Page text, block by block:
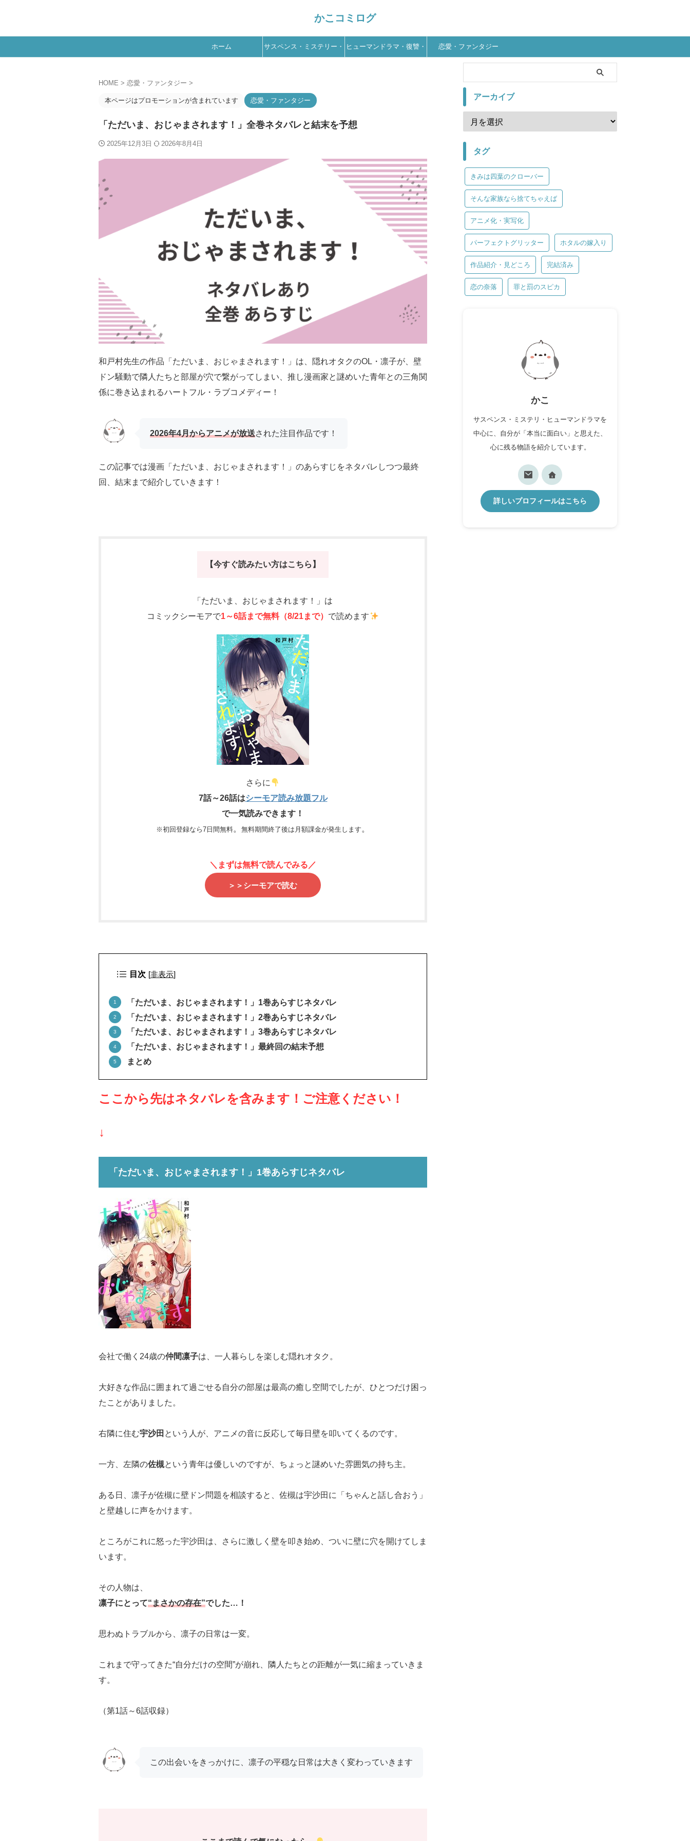
かこコミログ
ホーム サスペンス・ミステリー・ ヒューマンドラマ・復讐・ 恋愛・ファンタジー
HOME > 恋愛・ファンタジー >
本ページはプロモーションが含まれています 恋愛・ファンタジー
「ただいま、おじゃまされます！」全巻ネタバレと結末を予想
2025年12月3日 2026年8月4日
和戸村先生の作品「ただいま、おじゃまされます！」は、隠れオタクのOL・凛子が、壁
ドン騒動で隣人たちと部屋が穴で繋がってしまい、推し漫画家と謎めいた青年との三角関
係に巻き込まれるハートフル・ラブコメディー！
2026年4月からアニメが放送された注目作品です！
この記事では漫画「ただいま、おじゃまされます！」のあらすじをネタバレしつつ最終
回、結末まで紹介していきます！
【今すぐ読みたい方はこちら】
「ただいま、おじゃまされます！」は
コミックシーモアで1～6話まで無料（8/21まで） で読めます
さらに
7話～26話はシーモア読み放題フル
で一気読みできます！
※初回登録なら7日間無料。 無料期間終了後は月額課金が発生します 。
＼まずは無料で読んでみる／
＞＞シーモアで読む
目次 [非表示]
「ただいま、おじゃまされます！」1巻あらすじネタバレ
「ただいま、おじゃまされます！」2巻あらすじネタバレ
「ただいま、おじゃまされます！」3巻あらすじネタバレ
「ただいま、おじゃまされます！」最終回の結末予想
まとめ
ここから先はネタバレを含みます！ご注意ください！
↓
「ただいま、おじゃまされます！」1巻あらすじネタバレ
会社で働く24歳の仲間凛子は、一人暮らしを楽しむ隠れオタク。
大好きな作品に囲まれて過ごせる自分の部屋は最高の癒し空間でしたが、ひとつだけ困っ
たことがありました。
右隣に住む宇沙田 という人が、アニメの音に反応して毎日壁を叩いてくるのです。
一方、左隣の佐槻という青年は優しいのですが、ちょっと謎めいた雰囲気の持ち主。
ある日、凛子が佐槻に壁ドン問題を相談すると、佐槻は宇沙田に「ちゃんと話し合おう」
と壁越しに声をかけます。
ところがこれに怒った宇沙田は、さらに激しく壁を叩き始め、ついに壁に穴を開けてしま
います。
その人物は、
凛子にとって“まさかの存在”でした…！
思わぬトラブルから、凛子の日常は一変。
これまで守ってきた“自分だけの空間”が崩れ、隣人たちとの距離が一気に縮まっていきま
す。
（第1話～6話収録）
この出会いをきっかけに、凛子の平穏な日常は大きく変わっていきます
アーカイブ
タグ
きみは四葉のクローバー
そんな家族なら捨てちゃえば
アニメ化・実写化
パーフェクトグリッター ホタルの嫁入り
作品紹介・見どころ 完結済み
恋の奈落 罪と罰のスピカ
かこ
サスペンス・ミステリ・ヒューマンドラマを
中心に、自分が「本当に面白い」と思えた、
心に残る物語を紹介しています。
詳しいプロフィールはこちら